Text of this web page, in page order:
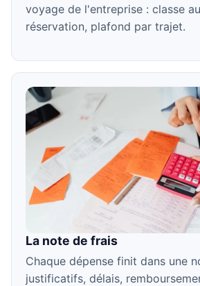
voyage de l'entreprise : classe
réservation, plafond par trajet.
La note de frais
Chaque dépense finit dans une
justificatifs, délais,